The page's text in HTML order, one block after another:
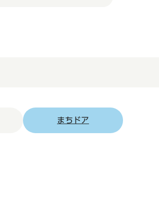
まちドア